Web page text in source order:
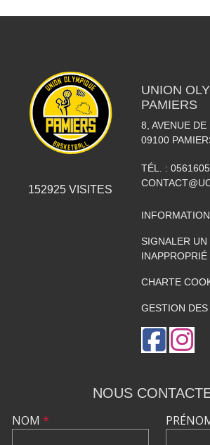
152925 VISITES
UNION
PAMIERS
8, AVENUE DE
09100
TÉL. :
SIGNALER
INAPPROPRIÉ
CHARTE
GESTION
NOUS
NOM *